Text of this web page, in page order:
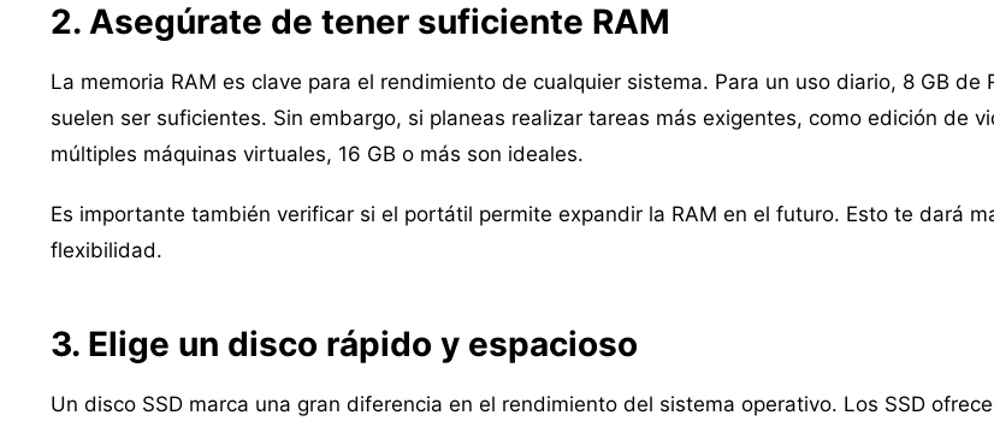
2. Asegúrate de tener suficiente RAM
La memoria RAM es clave para el rendimiento de cualquier sistema. Para un uso diario, 8 GB de
suelen ser suficientes. Sin embargo, si planeas realizar tareas más exigentes, como edición de
múltiples máquinas virtuales, 16 GB o más son ideales.
Es importante también verificar si el portátil permite expandir la RAM en el futuro. Esto te dará
flexibilidad.
3. Elige un disco rápido y espacioso
Un disco SSD marca una gran diferencia en el rendimiento del sistema operativo. Los SSD